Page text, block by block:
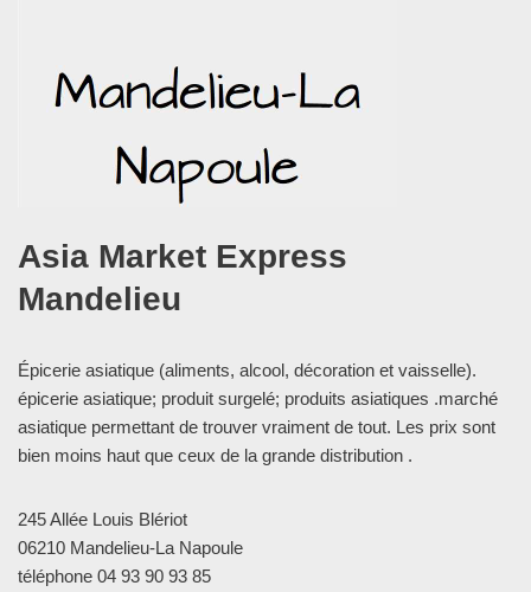
Asia Market Express
Mandelieu
Épicerie asiatique (aliments, alcool, décoration et vaisselle).
épicerie asiatique; produit surgelé; produits asiatiques .marché
asiatique permettant de trouver vraiment de tout. Les prix sont
bien moins haut que ceux de la grande distribution .
245 Allée Louis Blériot
06210 Mandelieu-La Napoule
téléphone 04 93 90 93 85